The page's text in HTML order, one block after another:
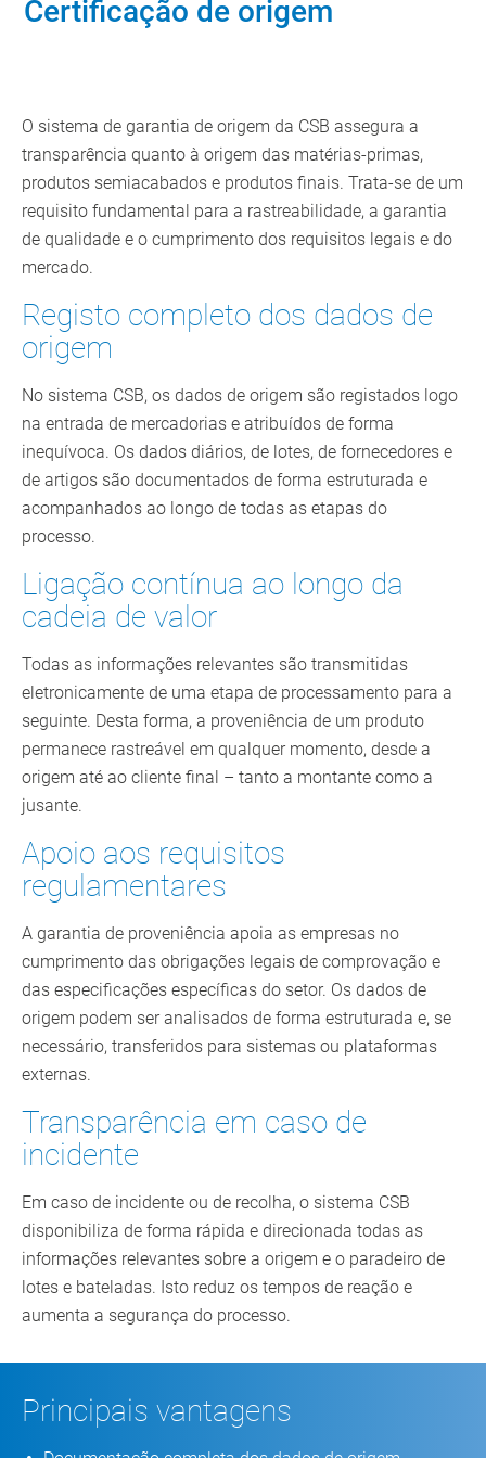
Certificação de origem
O sistema de garantia de origem da CSB assegura a
transparência quanto à origem das matérias-primas,
produtos semiacabados e produtos finais. Trata-se de um
requisito fundamental para a rastreabilidade, a garantia
de qualidade e o cumprimento dos requisitos legais e do
mercado.
Registo completo dos dados de
origem
No sistema CSB, os dados de origem são registados logo
na entrada de mercadorias e atribuídos de forma
inequívoca. Os dados diários, de lotes, de fornecedores e
de artigos são documentados de forma estruturada e
acompanhados ao longo de todas as etapas do
processo.
Ligação contínua ao longo da
cadeia de valor
Todas as informações relevantes são transmitidas
eletronicamente de uma etapa de processamento para a
seguinte. Desta forma, a proveniência de um produto
permanece rastreável em qualquer momento, desde a
origem até ao cliente final – tanto a montante como a
jusante.
Apoio aos requisitos
regulamentares
A garantia de proveniência apoia as empresas no
cumprimento das obrigações legais de comprovação e
das especificações específicas do setor. Os dados de
origem podem ser analisados de forma estruturada e, se
necessário, transferidos para sistemas ou plataformas
externas.
Transparência em caso de
incidente
Em caso de incidente ou de recolha, o sistema CSB
disponibiliza de forma rápida e direcionada todas as
informações relevantes sobre a origem e o paradeiro de
lotes e bateladas. Isto reduz os tempos de reação e
aumenta a segurança do processo.
Principais vantagens